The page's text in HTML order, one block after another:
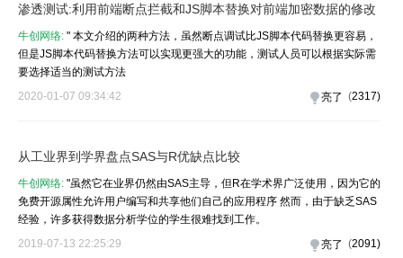
渗透测试:利用前端断点拦截和JS脚本替换对前端加密数据的修改
牛创网络: " 本文介绍的两种方法，虽然断点调试比JS脚本代码替换更容易，
但是JS脚本代码替换方法可以实现更强大的功能，测试人员可以根据实际需
要选择适当的测试方法
2020-01-07 09:34:42
)
2317
(
亮了
从工业界到学界盘点SAS与R优缺点比较
牛创网络: "虽然它在业界仍然由SAS主导，但R在学术界广泛使用，因为它的
免费开源属性允许用户编写和共享他们自己的应用程序 然而，由于缺乏SAS
经验，许多获得数据分析学位的学生很难找到工作。
2019-07-13 22:25:29
)
2091
(
亮了